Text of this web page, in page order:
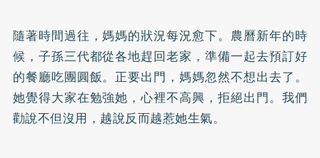
隨著時間過往，媽媽的狀況每況愈下。農曆新年的時
候，子孫三代都從各地趕回老家，準備一起去預訂好
的餐廳吃團圓飯。正要出門，媽媽忽然不想出去了。
她覺得大家在勉強她，心裡不高興，拒絕出門。我們
勸說不但沒用，越說反而越惹她生氣。